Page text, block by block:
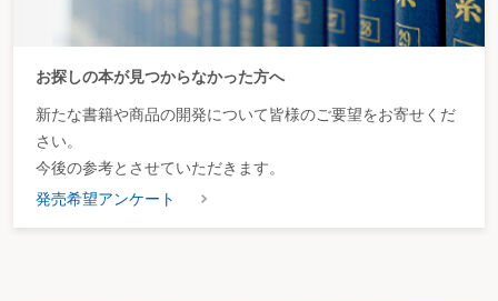
お探しの本が見つからなかった方へ
新たな書籍や商品の開発について皆様のご要望をお寄せくだ
さい。
今後の参考とさせていただきます。
発売希望アンケート